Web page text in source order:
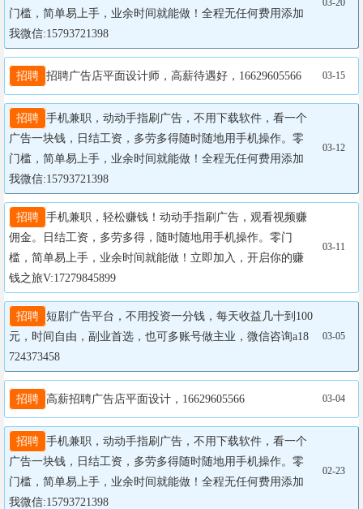
门槛，简单易上手，业余时间就能做！全程无任何费用添加
我微信:15793721398
03-20
招聘 招聘广告店平面设计师，高薪待遇好，16629605566 03-15
招聘 手机兼职，动动手指刷广告，不用下载软件，看一个
广告一块钱，日结工资，多劳多得随时随地用手机操作。零
门槛，简单易上手，业余时间就能做！全程无任何费用添加
我微信:15793721398
03-12
招聘 手机兼职，轻松赚钱！动动手指刷广告，观看视频赚
佣金。日结工资，多劳多得，随时随地用手机操作。零门
槛，简单易上手，业余时间就能做！立即加入，开启你的赚
钱之旅V:17279845899
03-11
招聘 短剧广告平台，不用投资一分钱，每天收益几十到100
元，时间自由，副业首选，也可多账号做主业，微信咨询a18
724373458
03-05
招聘 高薪招聘广告店平面设计，16629605566 03-04
招聘 手机兼职，动动手指刷广告，不用下载软件，看一个
广告一块钱，日结工资，多劳多得随时随地用手机操作。零
门槛，简单易上手，业余时间就能做！全程无任何费用添加
我微信:15793721398
02-23